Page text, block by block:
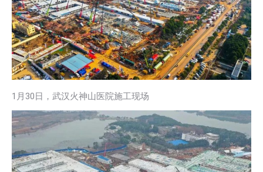
1月30日，武汉火神山医院施工现场